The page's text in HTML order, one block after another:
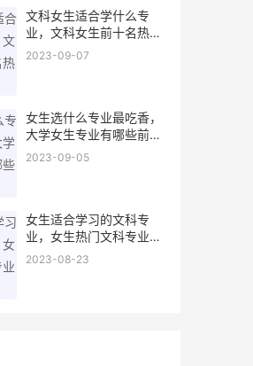
文科女生适合学什么专
业，文科女生前十名热门
专业
2023-09-07
女生选什么专业最吃香，
大学女生专业有哪些前景
好
2023-09-05
女生适合学习的文科专
业，女生热门文科专业排
行榜
2023-08-23